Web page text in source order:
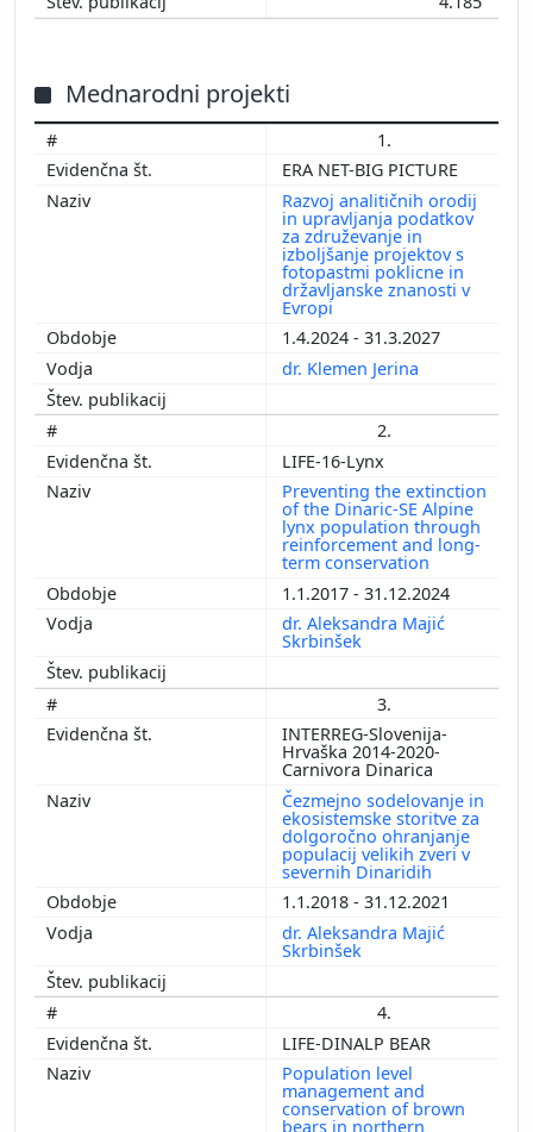
Mednarodni projekti
1.
ERA NET-BIG PICTURE
Razvoj analitičnih orodij
in upravljanja podatkov
za združevanje in
izboljšanje projektov s
fotopastmi poklicne in
državljanske znanosti v
Evropi
1.4.2024 - 31.3.2027
dr. Klemen Jerina
2.
LIFE-16-Lynx
Preventing the extinction
of the Dinaric-SE Alpine
lynx population through
reinforcement and long-
term conservation
1.1.2017 - 31.12.2024
dr. Aleksandra Majić
Skrbinšek
3.
INTERREG-Slovenija-
Hrvaška 2014-2020-
Carnivora Dinarica
Čezmejno sodelovanje in
ekosistemske storitve za
dolgoročno ohranjanje
populacij velikih zveri v
severnih Dinaridih
1.1.2018 - 31.12.2021
dr. Aleksandra Majić
Skrbinšek
4.
LIFE-DINALP BEAR
Population level
management and
conservation of brown
bears in northern